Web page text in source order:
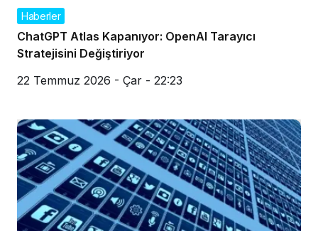
Haberler
ChatGPT Atlas Kapanıyor: OpenAI Tarayıcı
Stratejisini Değiştiriyor
22 Temmuz 2026 - Çar - 22:23